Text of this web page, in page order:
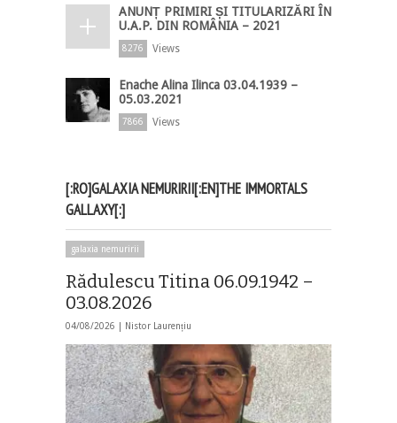
ANUNȚ PRIMIRI ȘI TITULARIZĂRI ÎN
U.A.P. DIN ROMÂNIA – 2021
8276 Views
Enache Alina Ilinca 03.04.1939 –
05.03.2021
7866 Views
[:RO]GALAXIA NEMURIRII[:EN]THE IMMORTALS
GALLAXY[:]
galaxia nemuririi
Rădulescu Titina 06.09.1942 –
03.08.2026
04/08/2026 | Nistor Laurențiu